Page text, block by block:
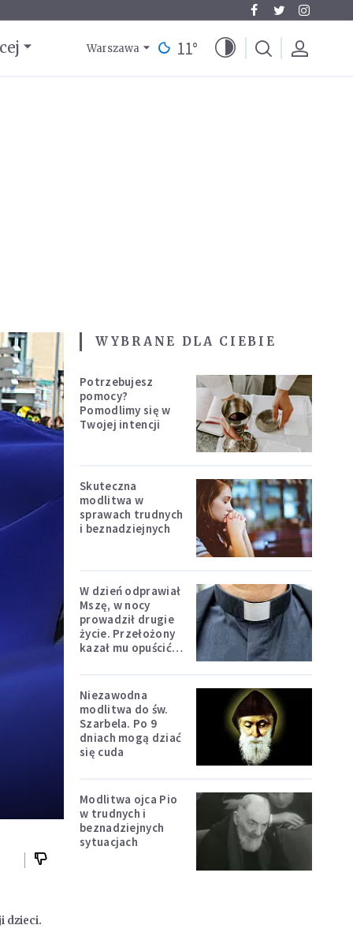
Warszawa 11°
dzieci.
WYBRANE DLA CIEBIE
Potrzebujesz
pomocy?
Pomodlimy się w
Twojej intencji
Skuteczna
modlitwa w
sprawach trudnych
i beznadziejnych
W dzień odprawiał
Mszę, w nocy
prowadził drugie
życie. Przełożony
kazał mu opuścić
Niezawodna
modlitwa do św.
Szarbela. Po 9
dniach mogą dziać
się cuda
Modlitwa ojca Pio
w trudnych i
beznadziejnych
sytuacjach